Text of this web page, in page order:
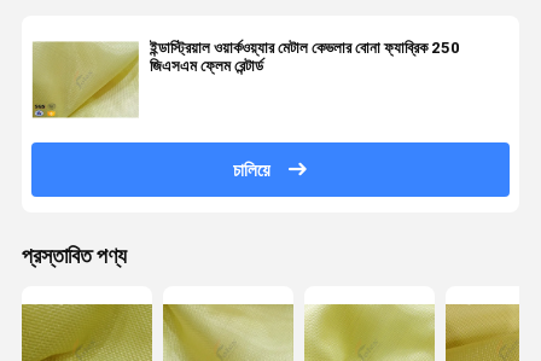
ইন্ডাস্ট্রিয়াল ওয়ার্কওয়্যার মেটাল কেভলার বোনা ফ্যাব্রিক 250
জিএসএম ফ্লেম রেন্টার্ড
চালিয়ে
প্রস্তাবিত পণ্য